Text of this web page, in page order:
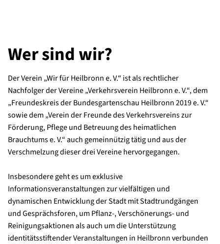
Wer sind wir?
Der Verein „Wir für Heilbronn e. V.“ ist als rechtlicher
Nachfolger der Vereine „Verkehrsverein Heilbronn e. V.“, dem
„Freundeskreis der Bundesgartenschau Heilbronn 2019 e. V.“
sowie dem „Verein der Freunde des Verkehrsvereins zur
Förderung, Pflege und Betreuung des heimatlichen
Brauchtums e. V.“ auch gemeinnützig tätig und aus der
Verschmelzung dieser drei Vereine hervorgegangen.
Insbesondere geht es um exklusive
Informationsveranstaltungen zur vielfältigen und
dynamischen Entwicklung der Stadt mit Stadtrundgängen
und Gesprächsforen, um Pflanz-, Verschönerungs- und
Reinigungsaktionen als auch um die Unterstützung
identitätsstiftender Veranstaltungen in Heilbronn verbunden